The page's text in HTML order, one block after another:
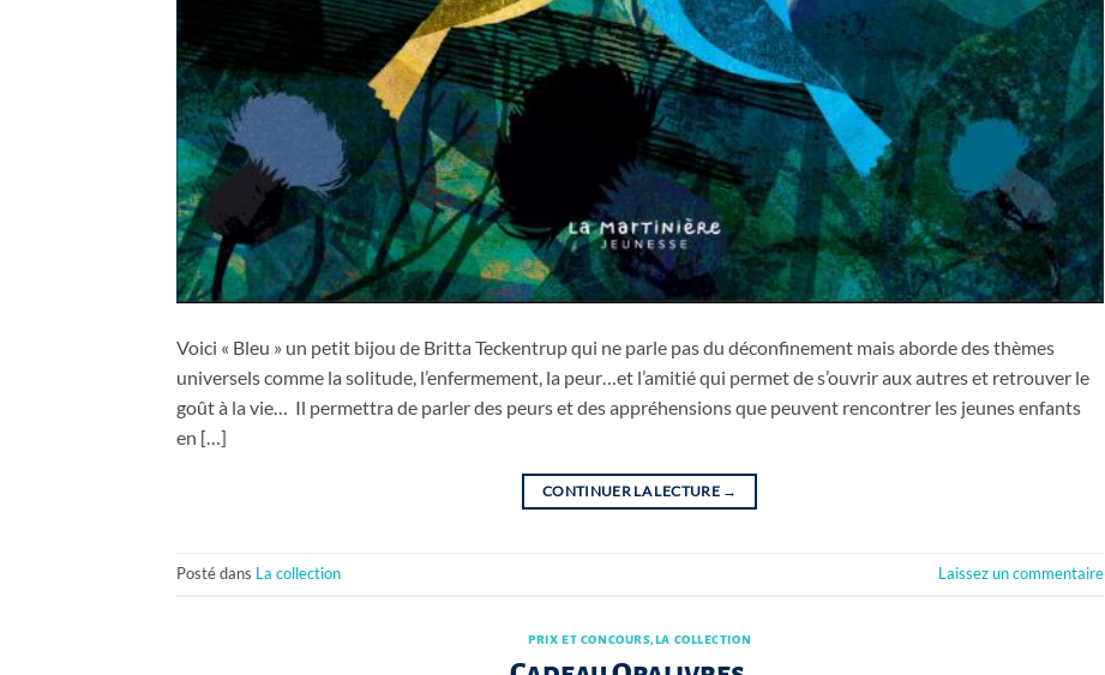
Voici « Bleu » un petit bijou de Britta Teckentrup qui ne parle pas du déconfinement mais aborde des thèmes
universels comme la solitude, l’enfermement, la peur…et l’amitié qui permet de s’ouvrir aux autres et retrouver le
goût à la vie… Il permettra de parler des peurs et des appréhensions que peuvent rencontrer les jeunes enfants
en […]
CONTINUER LA LECTURE →
Posté dans La collection Laissez un commentaire
PRIX ET CONCOURS,LA COLLECTION